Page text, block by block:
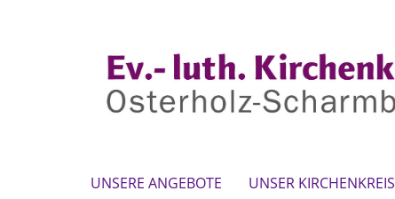
UNSERE ANGEBOTE UNSER KIRCHENKREIS